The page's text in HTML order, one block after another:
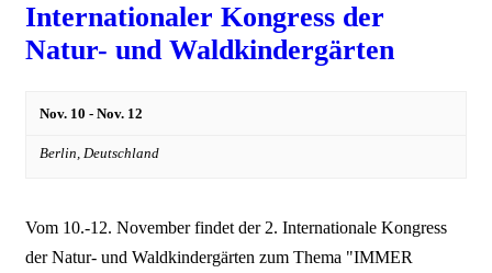
Internationaler Kongress der
Natur- und Waldkindergärten
Nov. 10 - Nov. 12
Berlin, Deutschland
Vom 10.-12. November findet der 2. Internationale Kongress
der Natur- und Waldkindergärten zum Thema "IMMER